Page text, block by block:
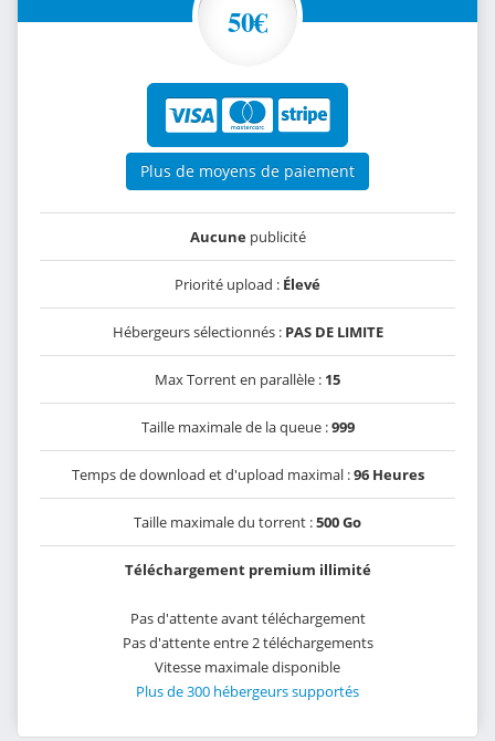
50€
Plus de moyens de paiement
Aucunepublicité
Priorité upload : Élevé
Hébergeurs sélectionnés : PAS DE LIMITE
Max Torrent en parallèle : 15
Taille maximale de la queue :999
Temps de download et d'upload maximal :96 Heures
Taille maximale du torrent :500 Go
Téléchargement premium illimité
Pas d'attente avant téléchargement
Pas d'attente entre 2 téléchargements
Vitesse maximale disponible
Plus de 300 hébergeurs supportés